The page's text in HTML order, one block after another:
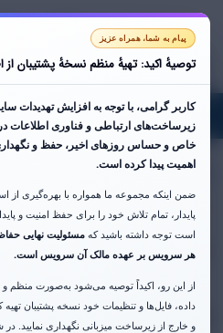
پیام به شما، همراه عزیز
توصیهٔ اکید: تهیهٔ منظم نسخهٔ پشتیبان از
کاربر گرامی، با توجه به افزایش تهدیدات
زیرساخت‌های ارتباطی و فناوری
خاص و حساس روزهای اخیر،حفظ و
اهمیت پیدا کرده است.
ضمن اینکه مجموعه ما همواره با بهره‌گیری از
پایدار، تمام تلاش خود را برای حفظ امنیت و
است توجه داشته باشید کهمسئولیت نهایی
هر سرویس بر عهده مالک آن سرویس است.
از این رو، اکیداً توصیه می‌شود به‌صورت منظم و
داده، فایل‌ها و تنظیمات خود نسخه پشتیبان
و خارج از زیرساخت میزبانی نگهداری نمایید.
Contáctenos
Administración
Nombre
Dirección de Email